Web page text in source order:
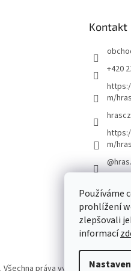
Používáme
prohlížení
zlepšovali
informací
Kontakt
+420
m/
hrascz
m/
. Všechna práva vyhrazena.Upravit